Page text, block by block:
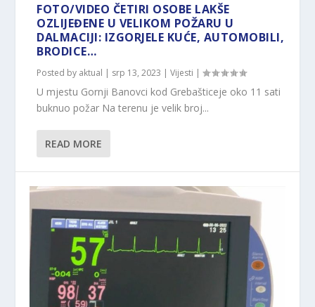
FOTO/VIDEO ČETIRI OSOBE LAKŠE
OZLIJEĐENE U VELIKOM POŽARU U
DALMACIJI: IZGORJELE KUĆE, AUTOMOBILI,
BRODICE…
Posted by aktual | srp 13, 2023 |Vijesti |
U mjestu Gornji Banovci kod Grebašticeje oko 11 sati
buknuo požar Na terenu je velik broj...
READ MORE